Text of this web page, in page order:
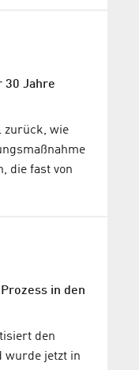
30 Jahre
zurück, wie
die fast von
in den
den
wurde jetzt in